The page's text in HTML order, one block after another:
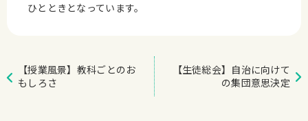
ひとときとなっています。
【授業風景】教科ごとのお
もしろさ
【生徒総会】自治に向けて
の集団意思決定